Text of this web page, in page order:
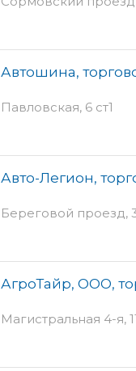
Автошина,
Павловская, 6 ст1
Авто-Легион,
Береговой проезд,
АгроТайр, ООО,
Магистральная 4-я,